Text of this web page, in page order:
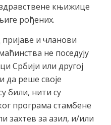
књижице
рођених.
и чланови
не поседују
Србији или другој
да реше своје
били, нити су
програма стамбене
захтев за азил, и/или